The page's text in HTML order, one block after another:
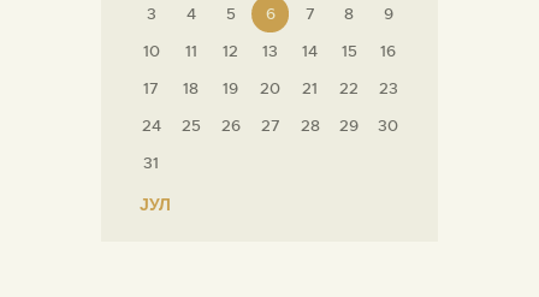
3
4 5 6 7 8
9
10
11 12 13 14 15
16
17
18 19 20 21 22
23
24
25 26 27 28 29
30
31
« ЈУЛ